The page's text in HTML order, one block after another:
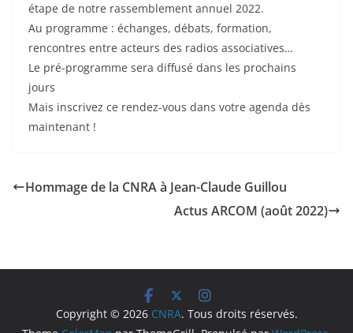
étape de notre rassemblement annuel 2022.
Au programme : échanges, débats, formation,
rencontres entre acteurs des radios associatives…
Le pré-programme sera diffusé dans les prochains
jours
Mais inscrivez ce rendez-vous dans votre agenda dès
maintenant !
Hommage de la CNRA à Jean-Claude Guillou
Actus ARCOM (août 2022)
Copyright © 2026 CNRA. Tous droits réservés.